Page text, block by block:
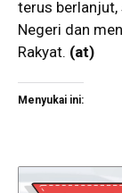
terus berlanjut,
Negeri dan
Rakyat. (at)
Menyukai ini: